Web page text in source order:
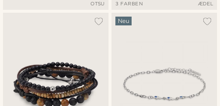
OTSU 3 FARBEN ÆDEL
Neu